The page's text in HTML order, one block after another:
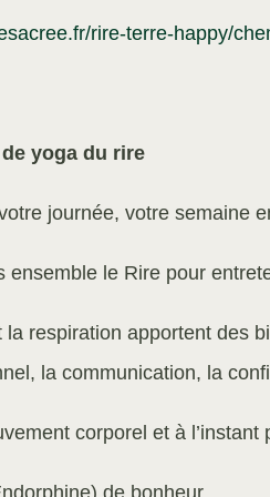
rire-terre-happy/
yoga du rire
journée, votre semaine
ensemble le Rire pour
la respiration apportent des
la communication, la
corporel et à l’instant
Endorphine) de